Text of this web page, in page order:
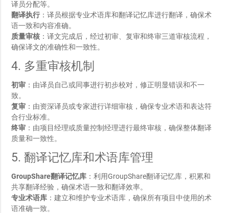
译员分配等。
翻译执行 ：译员根据专业术语库和翻译记忆库进行翻译，确保术
语一致和内容准确。
质量审核 ：译文完成后，经过初审、复审和终审三道审核流程，
确保译文的准确性和一致性。
4. 多重审核机制
初审 ：由译员自己或同事进行初步校对，修正明显错误和不一
致。
复审 ：由资深译员或专家进行详细审核，确保专业术语和表达符
合行业标准。
终审 ：由项目经理或质量控制经理进行最终审核，确保整体翻译
质量和一致性。
5. 翻译记忆库和术语库管理
GroupShare翻译记忆库 ：利用GroupShare翻译记忆库，积累和
共享翻译经验，确保术语一致和翻译效率。
专业术语库 ：建立和维护专业术语库，确保所有项目中使用的术
语准确一致。